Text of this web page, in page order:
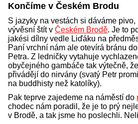
Končíme v Českém Brodu
S jazyky na vestách si dáváme
vývěsní štít v Českém Brodě. Je to
jakési dílny vedle Liďáku na
Paní vrchní nám ale otevírá bránu
Petra. Z ledničky vytahuje
obyčejného gambáče tak výtečně,
přivádějí do nirvány (svatý Petr
na buddhisty než katolíky).
Pak teprve zajedeme na náměstí do
chodec nám poradil, že je to prý
v Brodě, a tak jsme ho poslechli.